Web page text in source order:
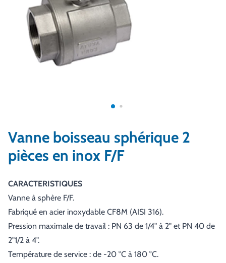
Vanne boisseau sphérique 2
pièces en inox F/F
CARACTERISTIQUES
Vanne à sphère F/F.
Fabriqué en acier inoxydable CF8M (AISI 316).
Pression maximale de travail : PN 63 de 1/4" à 2" et PN 40 de
2"1/2 à 4".
Température de service : de -20 °C à 180 °C.